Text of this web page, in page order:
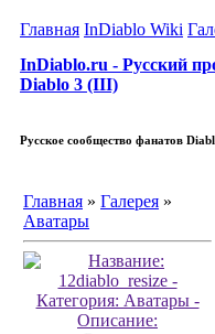
Главная InDiablo Wiki
InDiablo.ru - Русский
Diablo 3 (III)
Русское сообщество фанатов
Главная » Галерея »
Аватары